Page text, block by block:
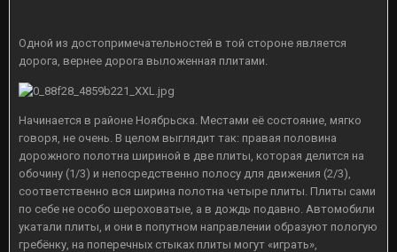
Одной из достопримечательностей в той стороне является
дорога, вернее дорога выложенная плитами.
Начинается в районе Ноябрьска. Местами её состояние, мягко
говоря, не очень. В целом выглядит так: правая половина
дорожного полотна шириной в две плиты, которая делится на
обочину (1/3) и непосредственно полосу для движения (2/3),
соответственно вся ширина полотна четыре плиты. Плиты сами
по себе не особо шероховатые, а в дождь подавно. Автомобили
укатали плиты, и они в попутном направлении образуют пологую
гребёнку, на поперечных стыках плиты могут «играть»,